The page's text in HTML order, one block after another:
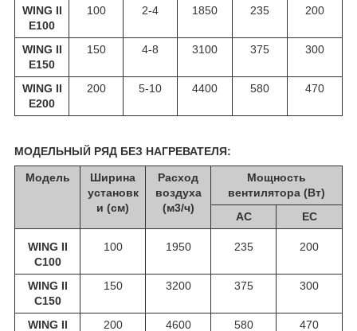
WING II
E100
100 2-4 1850 235 200
WING II
E150
150 4-8 3100 375 300
WING II
E200
200 5-10 4400 580 470
МОДЕЛЬНЫЙ РЯД БЕЗ НАГРЕВАТЕЛЯ:
Модель
Ширина
установк
и (см)
Расход
воздуха
(м3/ч)
Мощность
вентилятора (Вт)
АС
ЕС
WING II
С100
100 1950 235 200
WING II
С150
150 3200 375 300
WING II
200 4600 580 470